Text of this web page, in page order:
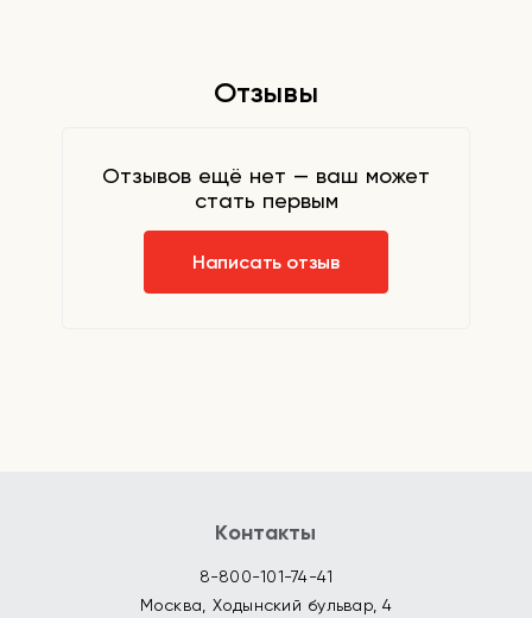
Отзывы
Отзывов ещё нет — ваш может
стать первым
Написать отзыв
Контакты
8-800-101-74-41
Москва, Ходынский бульвар, 4